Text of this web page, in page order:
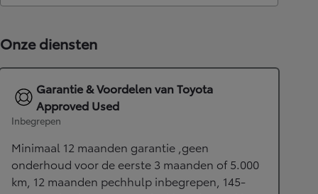
Onze diensten
Garantie & Voordelen van Toyota
Approved Used
Inbegrepen
Minimaal 12 maanden garantie ,geen
onderhoud voor de eerste 3 maanden of 5.000
km, 12 maanden pechhulp inbegrepen, 145-